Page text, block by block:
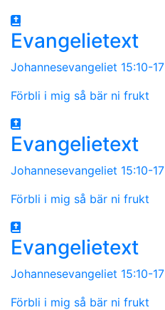
Evangelietext
Johannesevangeliet 15:10-17
Förbli i mig så bär ni frukt
Evangelietext
Johannesevangeliet 15:10-17
Förbli i mig så bär ni frukt
Evangelietext
Johannesevangeliet 15:10-17
Förbli i mig så bär ni frukt